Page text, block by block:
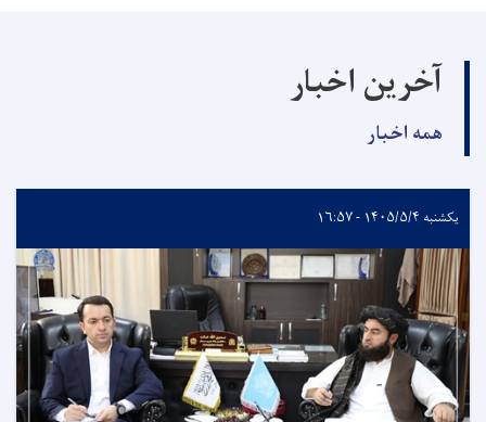
آخرین اخبار
همه اخبار
یکشنبه ۱۴۰۵/۵/۴ - ۱۶:۵۷